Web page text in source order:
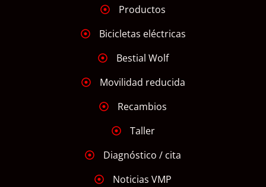
Productos
Bicicletas eléctricas
Bestial Wolf
Movilidad reducida
Recambios
Taller
Diagnóstico / cita
Noticias VMP